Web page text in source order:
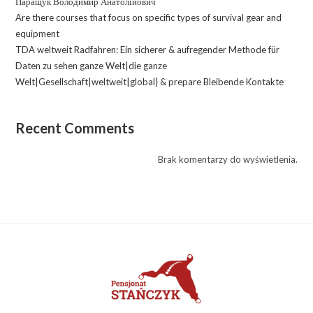
Are there courses that focus on specific types of survival gear and
equipment
TDA weltweit Radfahren: Ein sicherer & aufregender Methode für
Daten zu sehen ganze Welt|die ganze
Welt|Gesellschaft|weltweit|global} & prepare Bleibende Kontakte
Recent Comments
Brak komentarzy do wyświetlenia.